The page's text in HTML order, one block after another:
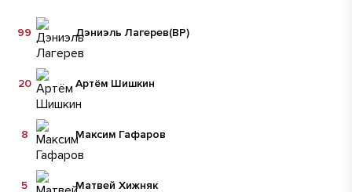
Дэниэль Лагерев(ВР)
99
Артём Шишкин
20
Максим Гафаров
8
Матвей Хижняк
5